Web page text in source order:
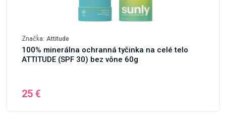
Značka: Attitude
100% minerálna ochranná tyčinka na celé telo
ATTITUDE (SPF 30) bez vône 60g
25 €